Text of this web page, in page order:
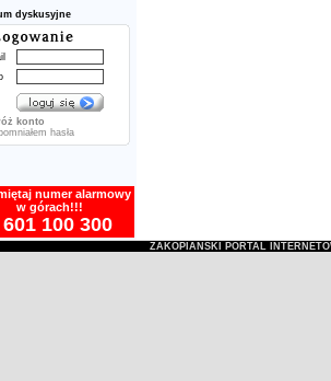
dyskusyjne
konto
hasła
numer alarmowy
w górach!!!
100 300
ZAKOPIAŃSKI PORTAL